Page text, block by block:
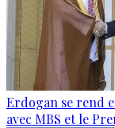
Erdogan se rend
avec MBS et le